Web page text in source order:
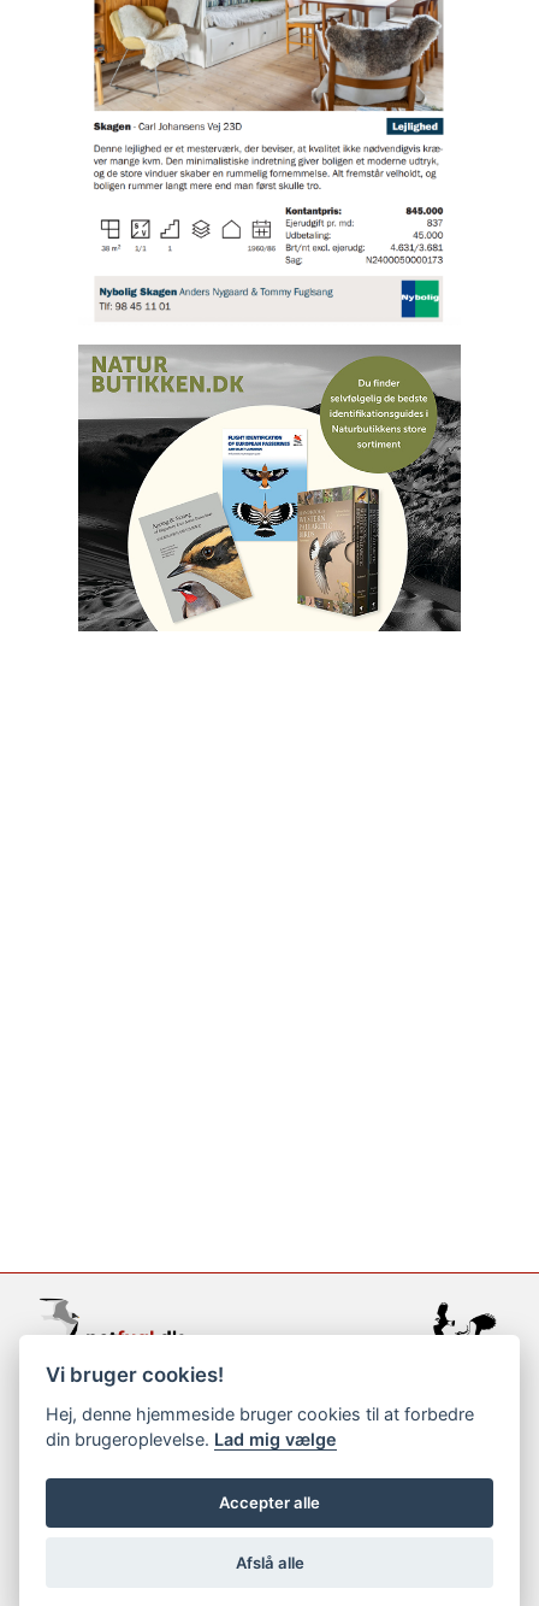
support@netfugl.dk
copyright © 2002-2023
Vi bruger cookies!
Hej, denne hjemmeside bruger cookies til at forbedre
din brugeroplevelse. Lad mig vælge
Accepter alle
Afslå alle